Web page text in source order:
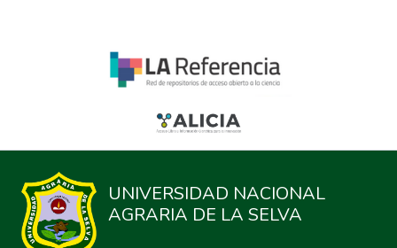
UNIVERSIDAD NACIONAL
AGRARIA DE LA SELVA